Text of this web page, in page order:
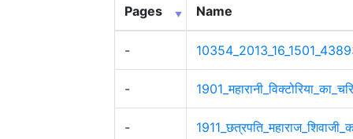
Pages Name
-
-
-